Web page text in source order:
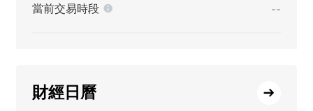
當前交易時段 --
財經日曆